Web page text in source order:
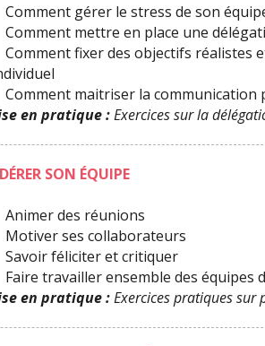
Comment gérer le stress de son
Comment mettre en place une
Comment fixer des objectifs réalistes
Comment maitriser la communication
en pratique :Exercices sur la
SON ÉQUIPE
Animer des réunions
Motiver ses collaborateurs
Savoir féliciter et critiquer
Faire travailler ensemble des équipes
en pratique :Exercices pratiques sur